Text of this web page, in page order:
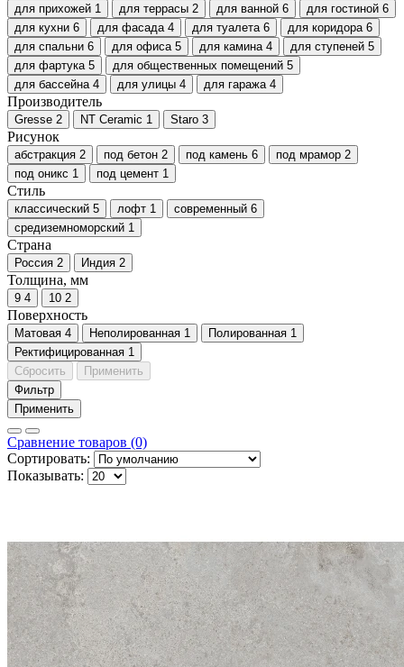
для прихожей 1 для террасы 2 для ванной 6 для гостиной 6
для кухни 6 для фасада 4 для туалета 6 для коридора 6
для спальни 6 для офиса 5 для камина 4 для ступеней 5
для фартука 5 для общественных помещений 5
для бассейна 4 для улицы 4 для гаража 4
Производитель
Gresse 2 NT Ceramic 1 Staro 3
Рисунок
абстракция 2 под бетон 2 под камень 6 под мрамор 2
под оникс 1 под цемент 1
Стиль
классический 5 лофт 1 современный 6
средиземноморский 1
Страна
Россия 2 Индия 2
Толщина, мм
9 4 10 2
Поверхность
Матовая 4 Неполированная 1 Полированная 1
Ректифицированная 1
Сбросить
Применить
Фильтр
Применить
Сравнение товаров (0)
Сортировать:
Показывать: